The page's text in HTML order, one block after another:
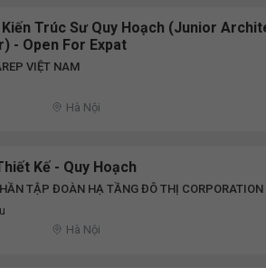
Trúc Sư Quy Hoạch (Junior
- Open For Expat
VIỆT NAM
Hà Nội
Kế - Quy Hoạch
TẬP ĐOÀN HẠ TẦNG ĐÔ THỊ CORPORATION
Hà Nội